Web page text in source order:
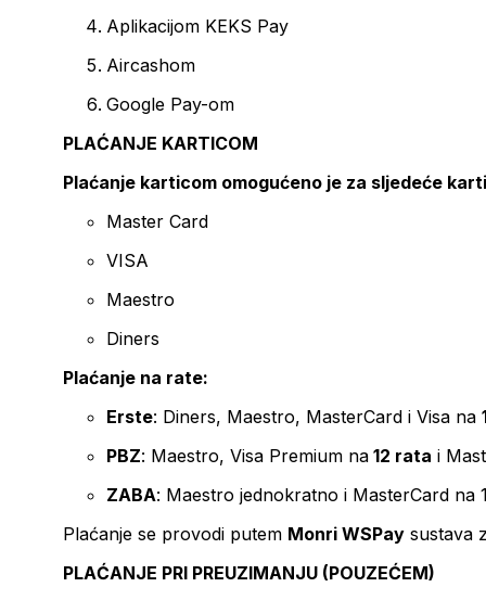
Aplikacijom KEKS Pay
Aircashom
Google Pay-om
PLAĆANJE KARTICOM
Plaćanje karticom omogućeno je za sljedeće
Master Card
VISA
Maestro
Diners
Plaćanje na rate:
Erste: Diners, Maestro, MasterCard i Visa na
PBZ: Maestro, Visa Premium na 12 rata i
ZABA: Maestro jednokratno i MasterCard na
Plaćanje se provodi putem Monri WSPay sustava
PLAĆANJE PRI PREUZIMANJU (POUZEĆEM)